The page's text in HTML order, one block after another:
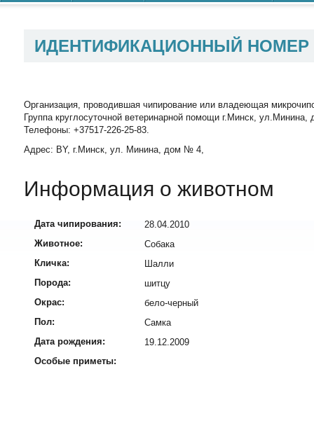
ИДЕНТИФИКАЦИОННЫЙ
Организация, проводившая чипирование или владеющая
Группа круглосуточной ветеринарной помощи г.Минск,
Телефоны: +37517-226-25-83.
Адрес: BY, г.Минск, ул. Минина, дом № 4,
Информация о животном
Дата чипирования:
28.04.2010
Животное:
Собака
Кличка:
Шалли
Порода:
шитцу
Окрас:
бело-черный
Пол:
Самка
Дата рождения:
19.12.2009
Особые приметы: